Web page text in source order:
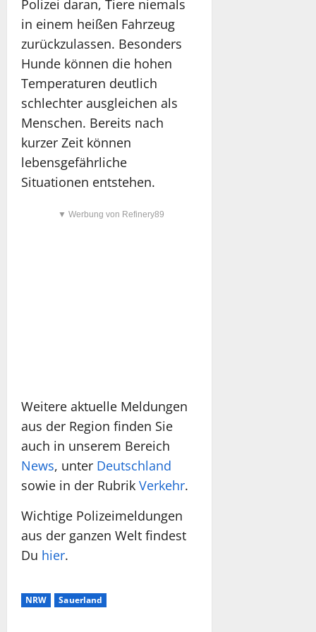
Polizei daran, Tiere niemals
in einem heißen Fahrzeug
zurückzulassen. Besonders
Hunde können die hohen
Temperaturen deutlich
schlechter ausgleichen als
Menschen. Bereits nach
kurzer Zeit können
lebensgefährliche
Situationen entstehen.
▼ Werbung von Refinery89
Weitere aktuelle Meldungen
aus der Region finden Sie
auch in unserem Bereich
News, unter Deutschland
sowie in der Rubrik Verkehr.
Wichtige Polizeimeldungen
aus der ganzen Welt findest
Du hier.
NRW Sauerland